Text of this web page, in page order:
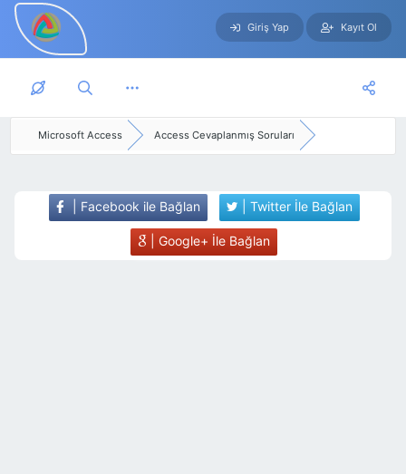
Skip to main content
Giriş Yap Kayıt Ol
Microsoft Access Access Cevaplanmış Soruları
| Facebook ile Bağlan | Twitter İle Bağlan
| Google+ İle Bağlan